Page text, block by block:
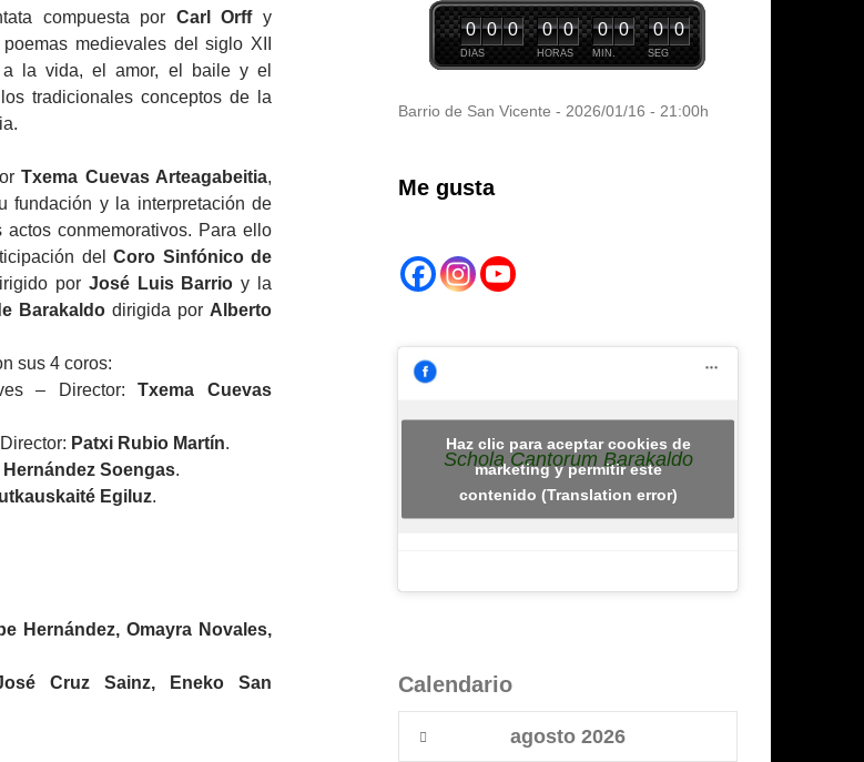
compuesta por Carl Orffy
medievales del siglo XII
la vida, el amor, el baile y el
tradicionales conceptos de la
Txema Cuevas Arteagabeitia,
fundación y la interpretación de
conmemorativos. Para ello
del Coro Sinfónico de
por José Luis Barrio y la
Barakaldodirigida por Alberto
sus 4 coros:
– Director:Txema Cuevas
Patxi Rubio Martín.
Soengas.
Egiluz.
Hernández, Omayra Novales,
Cruz Sainz, Eneko San
DIAS
0 0 0
HORAS
0 0
MIN.
0 0
SEG
0 0
Barrio de San Vicente - 2026/01/16 - 21:00h
Me gusta
Schola Cantorum Barakaldo
Haz clic para aceptar cookies de
marketing y permitir este
contenido (Translation error)
Calendario
agosto 2026